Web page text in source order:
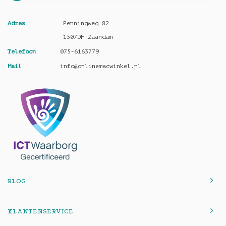
Adres
Penningweg 82
1507DH Zaandam
Telefoon 075-6163779
Mail info@onlinemacwinkel.nl
BLOG
KLANTENSERVICE